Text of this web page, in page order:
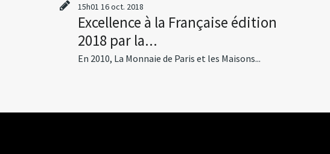
15h01 16oct. 2018
Excellence à la Française édition
2018 par la...
En 2010, La Monnaie de Paris et les Maisons...